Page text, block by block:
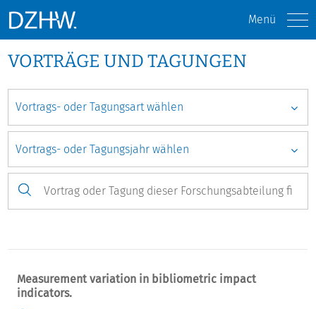
Menü
VORTRÄGE UND TAGUNGEN
Measurement variation in bibliometric impact
indicators.